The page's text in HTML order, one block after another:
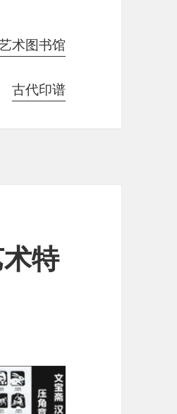
术图书馆
古代印谱
特